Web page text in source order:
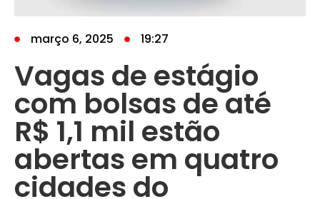
março 6, 2025 19:27
Vagas de estágio
com bolsas de até
R$ 1,1 mil estão
abertas em quatro
cidades do